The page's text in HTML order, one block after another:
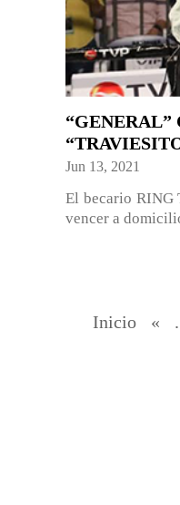
“GENERAL”
Jun 13, 2021
El becario RING
vencer a
Inicio
«